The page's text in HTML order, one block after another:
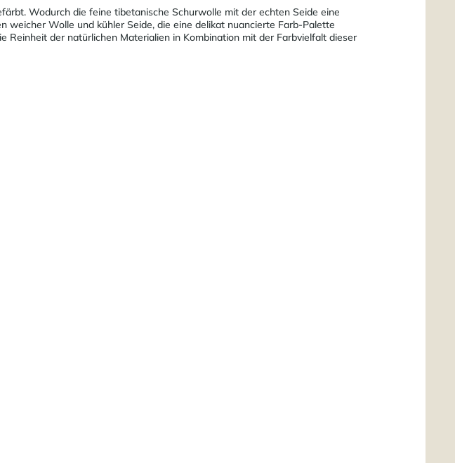
Wodurch die feine tibetanische Schurwolle mit der echten Seide eine
Wolle und kühler Seide, die eine delikat nuancierte Farb-Palette
Reinheit der natürlichen Materialien in Kombination mit der Farbvielfalt dieser